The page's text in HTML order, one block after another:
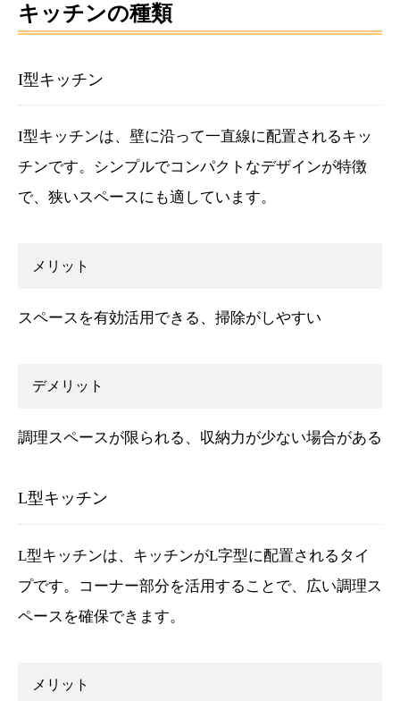
キッチンの種類
I型キッチン
I型キッチンは、壁に沿って一直線に配置されるキッ
チンです。シンプルでコンパクトなデザインが特徴
で、狭いスペースにも適しています。
メリット
スペースを有効活用できる、掃除がしやすい
デメリット
調理スペースが限られる、収納力が少ない場合がある
L型キッチン
L型キッチンは、キッチンがL字型に配置されるタイ
プです。コーナー部分を活用することで、広い調理ス
ペースを確保できます。
メリット